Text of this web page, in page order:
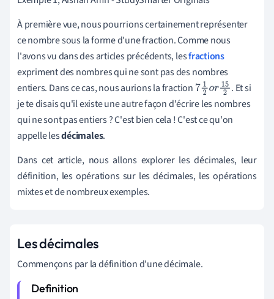
À première vue, nous pourrions certainement représenter
ce nombre sous la forme d'une fraction. Comme nous
l'avons vu dans des articles précédents, lesfractions
expriment des nombres qui ne sont pas des nombres
entiers. Dans ce cas, nous aurions la fraction 712or15
2
. Et si
je te disais qu'il existe une autre façon d'écrire les nombres
qui ne sont pas entiers ? C'est bien cela ! C'est ce qu'on
appelle lesdécimales.
Dans cet article, nous allons explorer les décimales, leur
définition, les opérations sur les décimales, les opérations
mixtes et de nombreux exemples.
Les décimales
Commençons par la définition d'une décimale.